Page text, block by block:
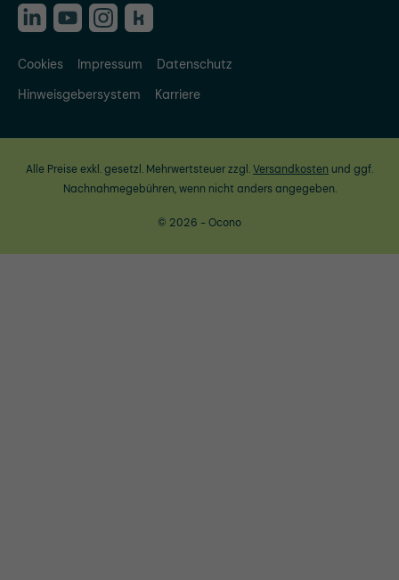
Cookies Impressum
Datenschutz
Hinweisgebersystem
Karriere
Alle Preise exkl. gesetzl. Mehrwertsteuer zzgl.Versandkosten und ggf.
Nachnahmegebühren, wenn nicht anders angegeben.
© 2026 - Ocono